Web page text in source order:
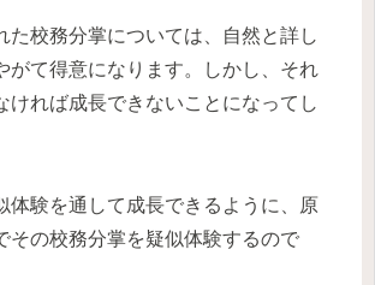
た校務分掌については、自然と詳し
がて得意になります。しかし、それ
ければ成長できないことになってし
体験を通して成長できるように、原
その校務分掌を疑似体験するので